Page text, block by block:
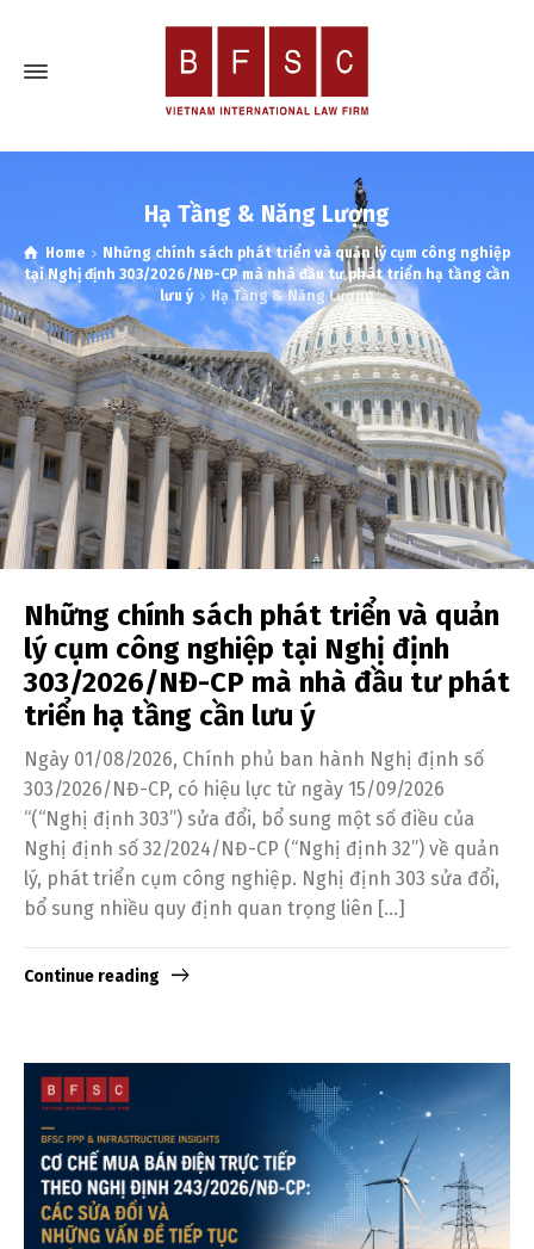
Hạ Tầng & Năng Lượng
Home
Những chính sách phát triển và quản lý cụm công nghiệp
tại Nghị định 303/2026/NĐ-CP mà nhà đầu tư phát triển hạ tầng cần
lưu ý
Hạ Tầng & Năng Lượng
Những chính sách phát triển và quản
lý cụm công nghiệp tại Nghị định
303/2026/NĐ-CP mà nhà đầu tư phát
triển hạ tầng cần lưu ý
Ngày 01/08/2026, Chính phủ ban hành Nghị định số
303/2026/NĐ-CP, có hiệu lực từ ngày 15/09/2026
“(“Nghị định 303”) sửa đổi, bổ sung một số điều của
Nghị định số 32/2024/NĐ-CP (“Nghị định 32”) về quản
lý, phát triển cụm công nghiệp. Nghị định 303 sửa đổi,
bổ sung nhiều quy định quan trọng liên […]
Continue reading